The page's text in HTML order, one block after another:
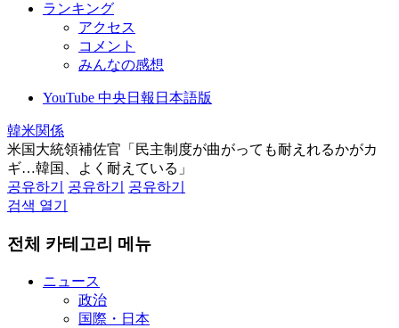
ランキング
アクセス
コメント
みんなの感想
YouTube 中央日報日本語版
韓米関係
米国大統領補佐官「民主制度が曲がっても耐えれるかがカ
ギ…韓国、よく耐えている」
공유하기
공유하기
공유하기
검색 열기
전체 카테고리 메뉴
ニュース
政治
国際・日本